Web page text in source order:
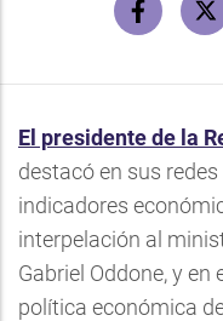
El presidente de la
destacó en sus
indicadores
interpelación al
Gabriel Oddone, y
política económica